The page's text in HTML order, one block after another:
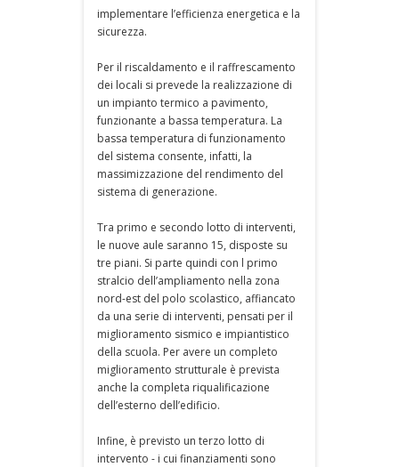
implementare l’efficienza energetica e la
sicurezza.
Per il riscaldamento e il raffrescamento
dei locali si prevede la realizzazione di
un impianto termico a pavimento,
funzionante a bassa temperatura. La
bassa temperatura di funzionamento
del sistema consente, infatti, la
massimizzazione del rendimento del
sistema di generazione.
Tra primo e secondo lotto di interventi,
le nuove aule saranno 15, disposte su
tre piani. Si parte quindi con l primo
stralcio dell’ampliamento nella zona
nord-est del polo scolastico, affiancato
da una serie di interventi, pensati per il
miglioramento sismico e impiantistico
della scuola. Per avere un completo
miglioramento strutturale è prevista
anche la completa riqualificazione
dell’esterno dell’edificio.
Infine, è previsto un terzo lotto di
intervento - i cui finanziamenti sono